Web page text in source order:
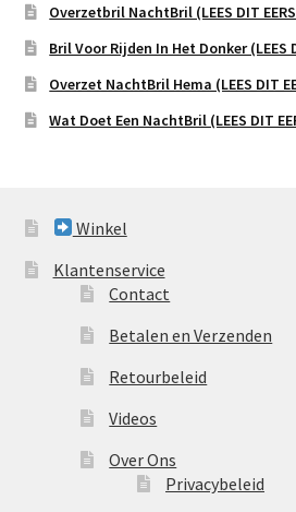
Overzetbril NachtBril (LEES DIT
Bril Voor Rijden In Het Donker (LEES
Overzet NachtBril Hema (LEES DIT
Wat Doet Een NachtBril (LEES DIT
Winkel
Klantenservice
Contact
Betalen en Verzenden
Retourbeleid
Videos
Over Ons
Privacybeleid